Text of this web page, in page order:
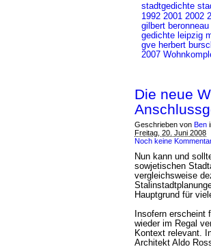
stadtgedichte
1992 2001 2002
gilbert beronneau
gedichte leipzig
gve herbert
2007
Die neue
Geschrieben von Ben
Freitag, 20. Juni 2008
Noch keine
Nun kann und
sowjetischen
vergleichsweise
Hauptgrund für
Insofern
wieder im Regal
Kontext relevant.
Architekt Aldo